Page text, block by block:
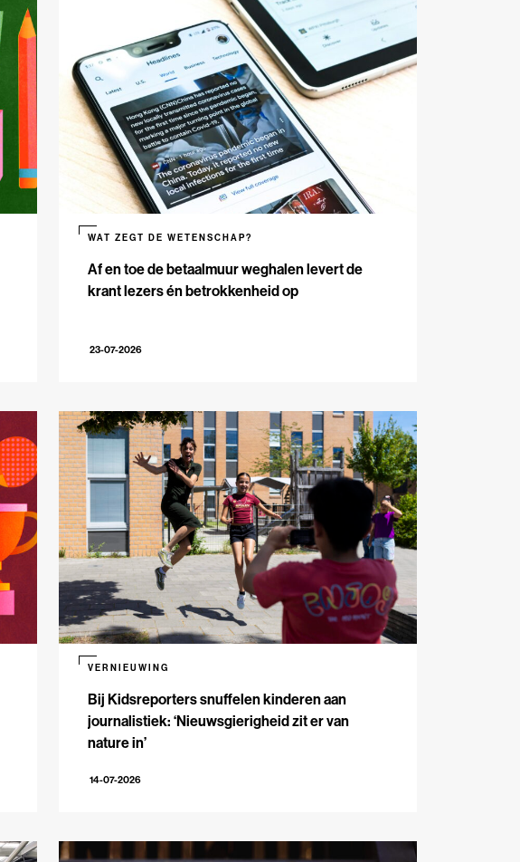
Af en toe de betaalmuur weghalen levert de
krant lezers én betrokkenheid op
WAT ZEGT DE WETENSCHAP?
23-07-2026
Bij Kidsreporters snuffelen kinderen aan
journalistiek: ‘Nieuwsgierigheid zit er van
nature in’
VERNIEUWING
14-07-2026